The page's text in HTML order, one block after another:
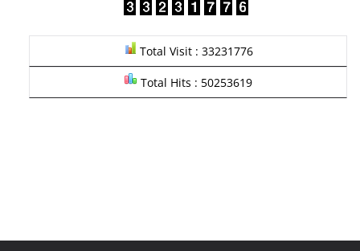
Total Visit : 33231776
Total Hits : 50253619